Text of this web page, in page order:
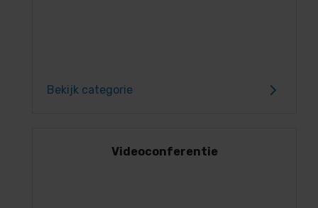
Bekijk categorie
Videoconferentie